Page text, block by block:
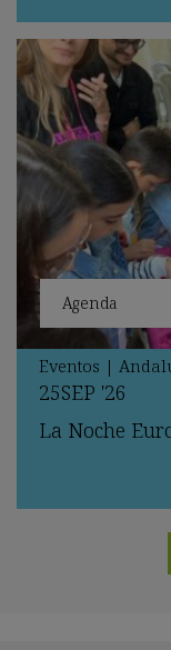
Agenda
Eventos |
25SEP '26
La Noche